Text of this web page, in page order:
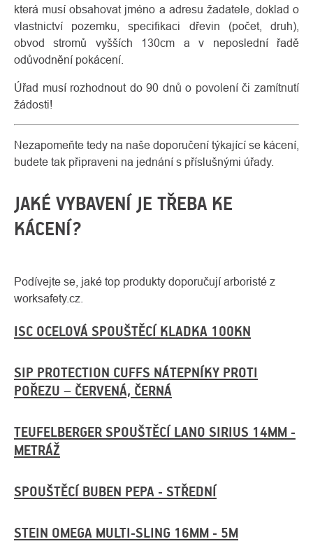
která musí obsahovat jméno a adresu žadatele, doklad o
vlastnictví pozemku, specifikaci dřevin (počet, druh),
obvod stromů vyšších 130cm a v neposlední řadě
odůvodnění pokácení.
Úřad musí rozhodnout do 90 dnů o povolení či zamítnutí
žádosti!
Nezapomeňte tedy na naše doporučení týkající se kácení,
budete tak připraveni na jednání s příslušnými úřady.
JAKÉ VYBAVENÍ JE TŘEBA KE
KÁCENÍ?
Podívejte se, jaké top produkty doporučují arboristé z
worksafety.cz.
ISC OCELOVÁ SPOUŠTĚCÍ KLADKA 100KN
SIP PROTECTION CUFFS NÁTEPNÍKY PROTI
POŘEZU – ČERVENÁ, ČERNÁ
TEUFELBERGER SPOUŠTĚCÍ LANO SIRIUS 14MM -
METRÁŽ
SPOUŠTĚCÍ BUBEN PEPA - STŘEDNÍ
STEIN OMEGA MULTI-SLING 16MM - 5M